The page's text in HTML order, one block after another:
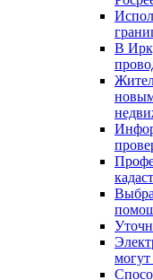
В
могут